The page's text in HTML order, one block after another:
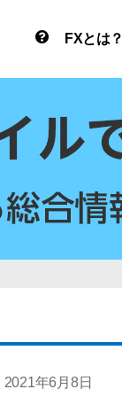
FXとは？
2021年6月8日